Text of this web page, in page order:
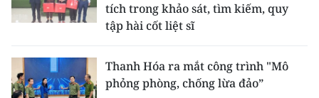
ENGLISH
中文
FRANÇAIS
tích trong khảo sát, tìm kiếm, quy
tập hài cốt liệt sĩ
Thanh Hóa ra mắt công trình "Mô
phỏng phòng, chống lừa đảo”